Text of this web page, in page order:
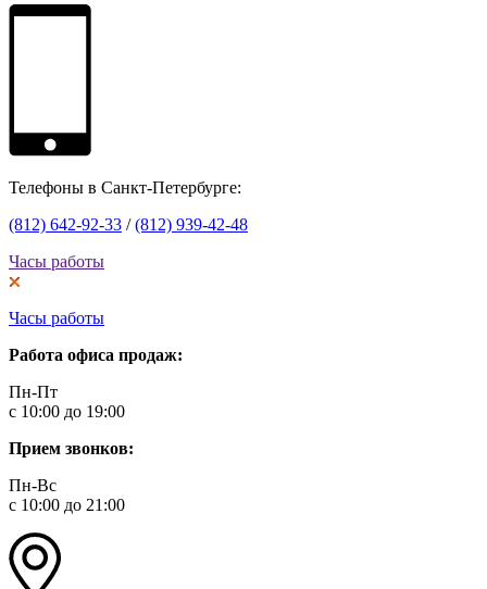
Телефоны в Санкт-Петербурге:
(812) 642-92-33 /(812) 939-42-48
Часы работы
Часы работы
Работа офиса продаж:
Пн-Пт
с 10:00 до 19:00
Прием звонков:
Пн-Вс
с 10:00 до 21:00